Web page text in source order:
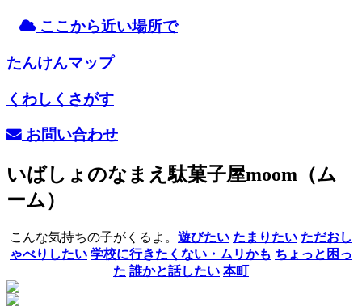
ここから近い場所で
たんけんマップ
くわしくさがす
お問い合わせ
いばしょのなまえ駄菓子屋moom（ム
ーム）
こんな気持ちの子がくるよ。 遊びたい たまりたい ただおし
ゃべりしたい 学校に行きたくない・ムリかも ちょっと困っ
た 誰かと話したい 本町